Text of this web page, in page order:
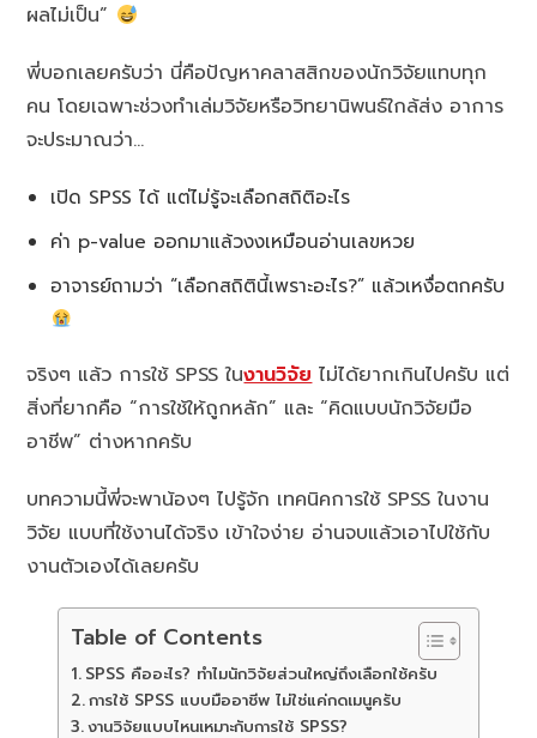
ผลไม่เป็น”
พี่บอกเลยครับว่า นี่คือปัญหาคลาสสิกของนักวิจัยแทบทุก
คน โดยเฉพาะช่วงทำเล่มวิจัยหรือวิทยานิพนธ์ใกล้ส่ง อาการ
จะประมาณว่า…
เปิด SPSS ได้ แต่ไม่รู้จะเลือกสถิติอะไร
ค่า p-value ออกมาแล้วงงเหมือนอ่านเลขหวย
อาจารย์ถามว่า “เลือกสถิตินี้เพราะอะไร?” แล้วเหงื่อตกครับ
จริงๆ แล้ว การใช้ SPSS ในงานวิจัยไม่ได้ยากเกินไปครับ แต่
สิ่งที่ยากคือ “การใช้ให้ถูกหลัก” และ “คิดแบบนักวิจัยมือ
อาชีพ” ต่างหากครับ
บทความนี้พี่จะพาน้องๆ ไปรู้จัก เทคนิคการใช้ SPSS ในงาน
วิจัย แบบที่ใช้งานได้จริง เข้าใจง่าย อ่านจบแล้วเอาไปใช้กับ
งานตัวเองได้เลยครับ
Table of Contents
SPSS คืออะไร? ทำไมนักวิจัยส่วนใหญ่ถึงเลือกใช้ครับ
การใช้ SPSS แบบมืออาชีพ ไม่ใช่แค่กดเมนูครับ
งานวิจัยแบบไหนเหมาะกับการใช้ SPSS?